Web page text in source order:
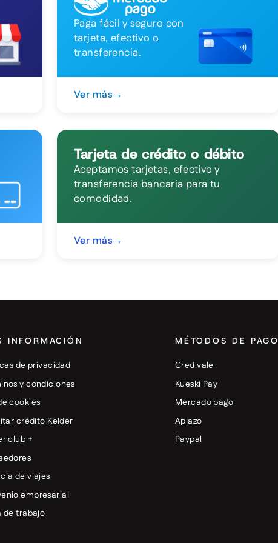
Paga fácil y seguro con
tarjeta, efectivo o
transferencia.
Ver más→
Tarjeta de crédito o débito
Aceptamos tarjetas, efectivo y
transferencia bancaria para tu
comodidad.
Ver más→
INFORMACIÓN
de privacidad
y condiciones
cookies
crédito Kelder
club +
de viajes
empresarial
de trabajo
MÉTODOS DE PAGO
Credivale
Kueski Pay
Mercado pago
Aplazo
Paypal